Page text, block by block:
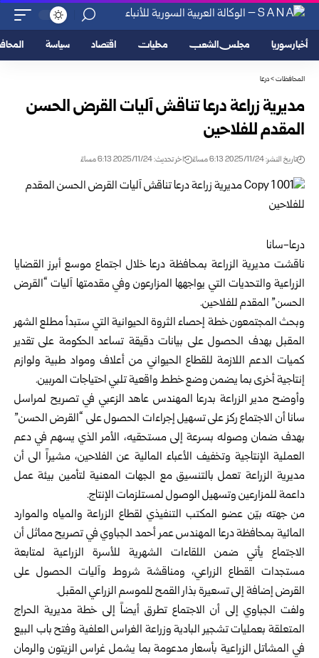
أخبار سوريا مجلس الشعب محليات اقتصاد سياسة
المحافظات>درعا
مديرية زراعة درعا تناقش آليات القرض الحسن
المقدم للفلاحين
تاريخ النشر: 2025/11/24 6:13 مساءً اخر تحديث: 2025/11/24 6:13 مساءً
درعا-سانا
ناقشت مديرية الزراعة بمحافظةدرعا خلال اجتماع موسع أبرز القضايا
الزراعية والتحديات التي يواجهها المزارعون وفي مقدمتها آليات “القرض
الحسن” المقدم للفلاحين.
وبحث المجتمعون خطة إحصاء الثروة الحيوانية التي ستبدأ مطلع الشهر
المقبل بهدف الحصول على بيانات دقيقة تساعد الحكومة على تقدير
كميات الدعم اللازمة للقطاع الحيواني من أعلاف ومواد طبية ولوازم
إنتاجية أخرى بما يضمن وضع خطط واقعية تلبي احتياجات المربين.
وأوضح مدير الزراعة بدرعا المهندس عاهد الزعبي في تصريح لمراسل
سانا أن الاجتماع ركز على تسهيل إجراءات الحصول على “القرض الحسن”
بهدف ضمان وصوله بسرعة إلى مستحقيه، الأمر الذي يسهم في دعم
العملية الإنتاجية وتخفيف الأعباء المالية عن الفلاحين، مشيراً الى أن
مديرية الزراعة تعمل بالتنسيق مع الجهات المعنية لتأمين بيئة عمل
داعمة للمزارعين وتسهيل الوصول لمستلزمات الإنتاج.
من جهته بيّن عضو المكتب التنفيذي لقطاع الزراعة والمياه والموارد
المائية بمحافظة درعا المهندس عمر أحمد الجباوي في تصريح مماثل أن
الاجتماع يأتي ضمن اللقاءات الشهرية للأسرة الزراعية لمتابعة
مستجدات القطاع الزراعي، ومناقشة شروط وآليات الحصول على
القرض إضافة إلى تسعيرة بذار القمح للموسم الزراعي المقبل.
ولفت الجباوي إلى أن الاجتماع تطرق أيضاً إلى خطة مديرية الحراج
المتعلقة بعمليات تشجير البادية وزراعة الغراس العلفية وفتح باب البيع
في المشاتل الزراعية بأسعار مدعومة بما يشمل غراس الزيتون والرمان